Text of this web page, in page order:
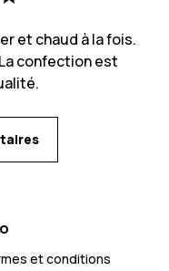
et chaud à la fois.
confection est
et conditions